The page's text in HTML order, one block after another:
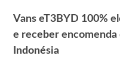
Vans eT3BYD 100%
e receber encomenda
Indonésia